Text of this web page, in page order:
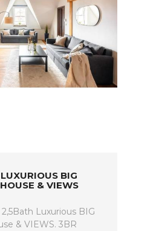
BIG
& VIEWS
Luxurious BIG
& VIEWS. 3BR